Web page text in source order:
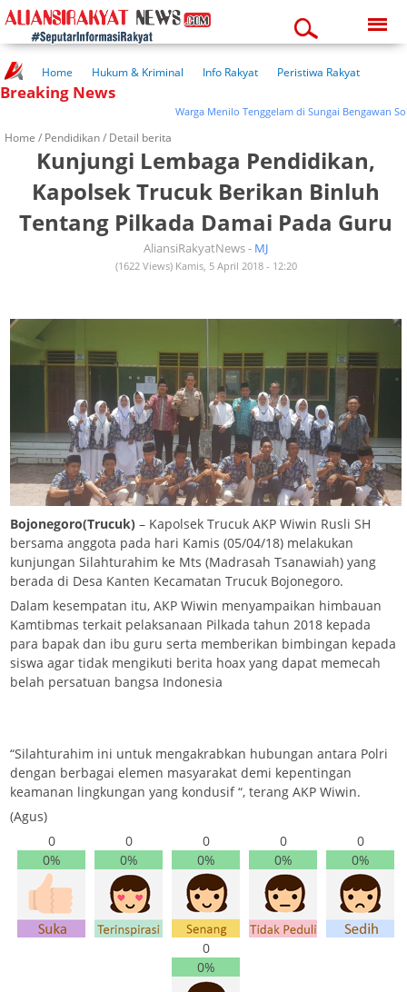
11:54:55 am
Home Hukum & Kriminal Info Rakyat
Peristiwa Rakyat
Kuliner Rakyat
Wisata Rakyat
Breaking News
Warga Menilo Tenggelam di Sungai Bengawan Solo
Home / Pendidikan/ Detail berita
Kunjungi Lembaga Pendidikan,
Kapolsek Trucuk Berikan Binluh
Tentang Pilkada Damai Pada Guru
AliansiRakyatNews - MJ
(1622 Views) Kamis, 5 April 2018 - 12:20
Bojonegoro(Trucuk) – Kapolsek Trucuk AKP Wiwin Rusli SH
bersama anggota pada hari Kamis (05/04/18) melakukan
kunjungan Silahturahim ke Mts (Madrasah Tsanawiah) yang
berada di Desa Kanten Kecamatan Trucuk Bojonegoro.
Dalam kesempatan itu, AKP Wiwin menyampaikan himbauan
Kamtibmas terkait pelaksanaan Pilkada tahun 2018 kepada
para bapak dan ibu guru serta memberikan bimbingan kepada
siswa agar tidak mengikuti berita hoax yang dapat memecah
belah persatuan bangsa Indonesia
“Silahturahim ini untuk mengakrabkan hubungan antara Polri
dengan berbagai elemen masyarakat demi kepentingan
keamanan lingkungan yang kondusif “, terang AKP Wiwin.
(Agus)
0
0%
0
0%
0
0%
0
0%
0
0%
0
0%